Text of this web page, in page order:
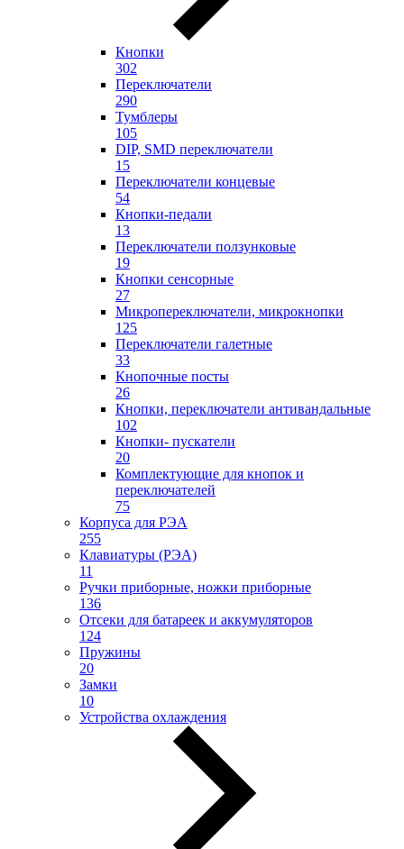
Кнопки
302
Переключатели
290
Тумблеры
105
DIP, SMD переключатели
15
Переключатели концевые
54
Кнопки-педали
13
Переключатели ползунковые
19
Кнопки сенсорные
27
Микропереключатели, микрокнопки
125
Переключатели галетные
33
Кнопочные посты
26
Кнопки, переключатели антивандальные
102
Кнопки- пускатели
20
Комплектующие для кнопок и
переключателей
75
Корпуса для РЭА
255
Клавиатуры (РЭА)
11
Ручки приборные, ножки приборные
136
Отсеки для батареек и аккумуляторов
124
Пружины
20
Замки
10
Устройства охлаждения